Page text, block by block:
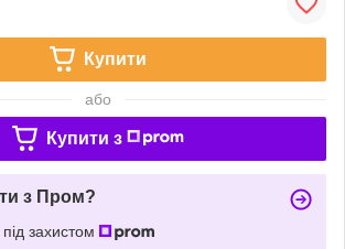
Купити
або
Купити з
з Пром?
захистом